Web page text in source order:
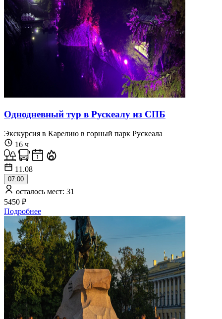
Однодневный тур в Рускеалу из СПБ
Экскурсия в Карелию в горный парк Рускеала
16 ч
11.08
07:00
осталось мест: 31
5450 ₽
Подробнее